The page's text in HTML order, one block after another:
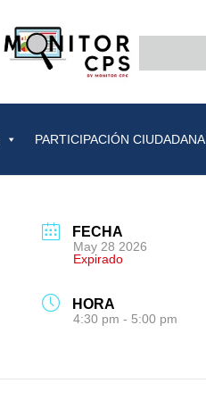
PARTICIPACIÓN CIUDADANA
FECHA
May 28 2026
Expirado
HORA
4:30 pm - 5:00 pm